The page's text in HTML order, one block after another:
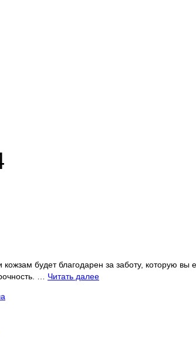
будет благодарен за заботу, которую
… Читать далее